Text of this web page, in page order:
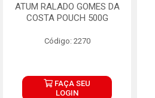
ATUM RALADO GOMES DA
COSTA POUCH 500G
Código: 2270
FAÇA SEU
LOGIN